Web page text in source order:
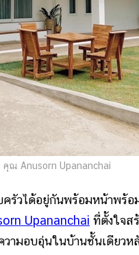
คุณ Anusorn Upananchai
รัวได้อยู่กันพร้อมหน้าพร้
Upananchai ที่ตั้งใจส
ามอบอุ่นในบ้านชั้นเดียวห